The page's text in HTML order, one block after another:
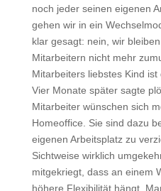
noch jeder seinen eigenen
gehen wir in ein
klar gesagt: nein, wir
Mitarbeitern nicht mehr
Mitarbeiters liebstes Kind
Vier Monate später sagte
Mitarbeiter wünschen sich
Homeoffice. Sie sind dazu
eigenen Arbeitsplatz zu
Sichtweise wirklich
mitgekriegt, dass an einem
höhere Flexibilität hängt.